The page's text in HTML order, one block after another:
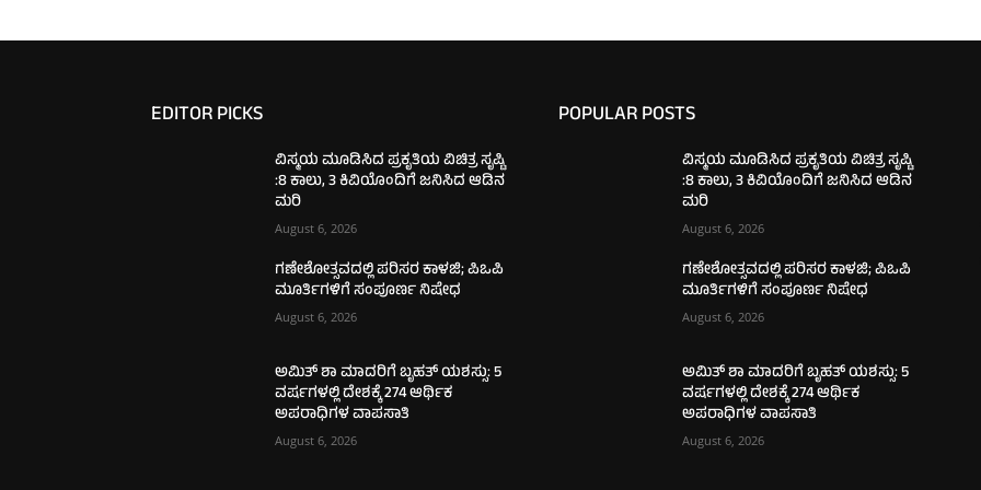
EDITOR PICKS
ವಿಸ್ಮಯ ಮೂಡಿಸಿದ ಪ್ರಕೃತಿಯ ವಿಚಿತ್ರ ಸೃಷ್ಟಿ
:8 ಕಾಲು, 3 ಕಿವಿಯೊಂದಿಗೆ ಜನಿಸಿದ ಆಡಿನ
ಮರಿ
August 6, 2026
ಗಣೇಶೋತ್ಸವದಲ್ಲಿ ಪರಿಸರ ಕಾಳಜಿ; ಪಿಒಪಿ
ಮೂರ್ತಿಗಳಿಗೆ ಸಂಪೂರ್ಣ ನಿಷೇಧ
August 6, 2026
ಅಮಿತ್ ಶಾ ಮಾದರಿಗೆ ಬೃಹತ್ ಯಶಸ್ಸು: 5
ವರ್ಷಗಳಲ್ಲಿ ದೇಶಕ್ಕೆ 274 ಆರ್ಥಿಕ
ಅಪರಾಧಿಗಳ ವಾಪಸಾತಿ
August 6, 2026
POPULAR POSTS
ವಿಸ್ಮಯ ಮೂಡಿಸಿದ ಪ್ರಕೃತಿಯ ವಿಚಿತ್ರ ಸೃಷ್ಟಿ
:8 ಕಾಲು, 3 ಕಿವಿಯೊಂದಿಗೆ ಜನಿಸಿದ ಆಡಿನ
ಮರಿ
August 6, 2026
ಗಣೇಶೋತ್ಸವದಲ್ಲಿ ಪರಿಸರ ಕಾಳಜಿ; ಪಿಒಪಿ
ಮೂರ್ತಿಗಳಿಗೆ ಸಂಪೂರ್ಣ ನಿಷೇಧ
August 6, 2026
ಅಮಿತ್ ಶಾ ಮಾದರಿಗೆ ಬೃಹತ್ ಯಶಸ್ಸು: 5
ವರ್ಷಗಳಲ್ಲಿ ದೇಶಕ್ಕೆ 274 ಆರ್ಥಿಕ
ಅಪರಾಧಿಗಳ ವಾಪಸಾತಿ
August 6, 2026